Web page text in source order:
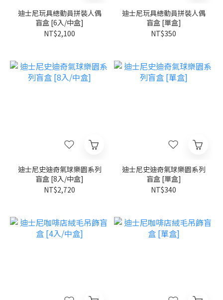
迪士尼玩具總動員拼裝人偶
盲盒 [6入/中盒]
NT$2,100
迪士尼玩具總動員拼裝人偶
盲盒 [單盒]
NT$350
迪士尼史迪奇氣球樂園系列
盲盒 [8入/中盒]
NT$2,720
迪士尼史迪奇氣球樂園系列
盲盒 [單盒]
NT$340